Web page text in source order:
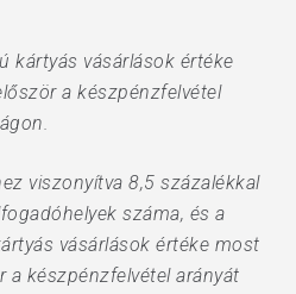
kártyás vásárlások értéke
a készpénzfelvétel
viszonyítva 8,5 százalékkal
száma, és a
vásárlások értéke most
a készpénzfelvétel arányát